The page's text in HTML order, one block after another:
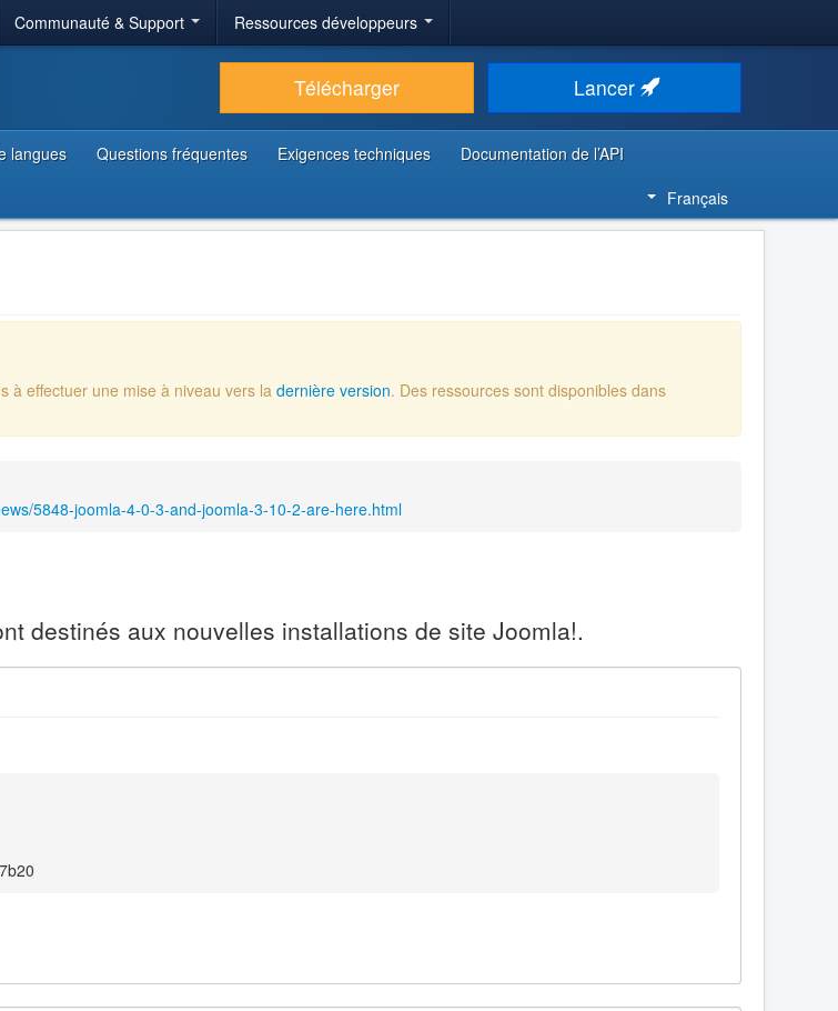
Communauté & Support Ressources développeurs
Télécharger Lancer
langues Questions fréquentes Exigences techniques
Documentation de l’API
Français
à effectuer une mise à niveau vers ladernière version. Des ressources sont disponibles dans
5848-joomla-4-0-3-and-joomla-3-10-2-are-here.html
destinés aux nouvelles installations de site Joomla!.